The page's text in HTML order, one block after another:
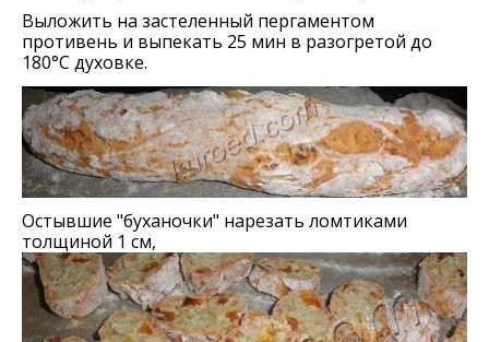
Выложить на застеленный пергаментом
противень и выпекать 25 мин в разогретой до
180°С духовке.
Остывшие "буханочки" нарезать ломтиками
толщиной 1 см,